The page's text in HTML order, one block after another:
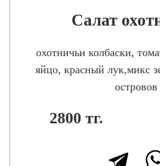
Салат
охотничьи колбаски,
яйцо, красный лук,микс
островов
2800 тг.